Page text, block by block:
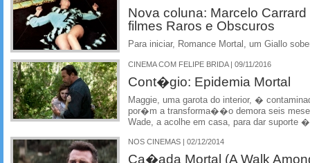
Nova coluna: Marcelo
filmes Raros e Obscuros
Para iniciar, Romance Mortal, um Giallo
CINEMA COM FELIPE BRIDA | 09/11/2016
Cont�gio: Epidemia Mortal
Maggie, uma garota do interior, �
por�m a transforma��o demora seis
Wade, a acolhe em casa, para dar suporte
NOS CINEMAS | 02/12/2014
Ca�ada Mortal (A Walk